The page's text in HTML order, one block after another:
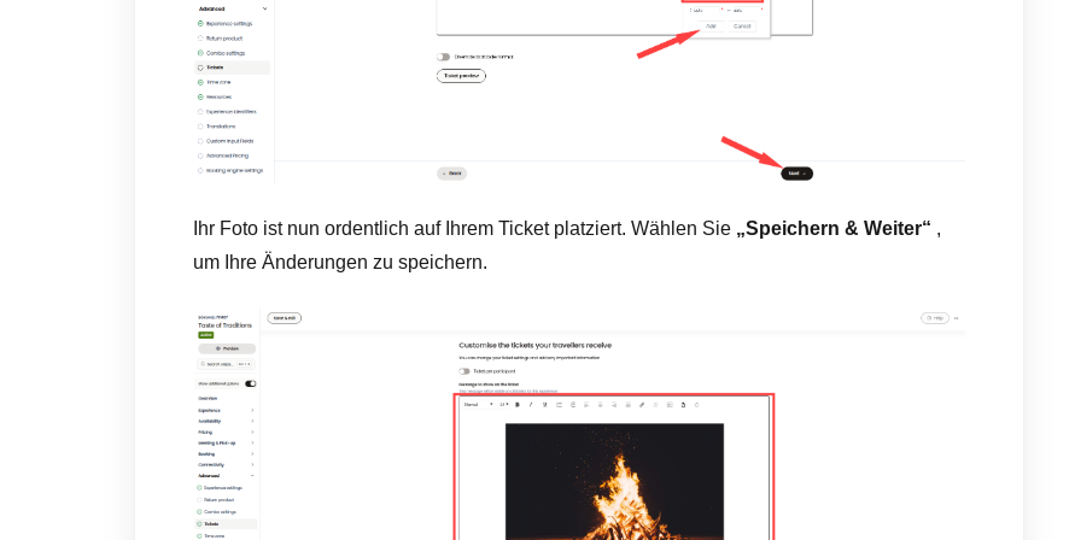
Ihr Foto ist nun ordentlich auf Ihrem Ticket platziert. Wählen Sie „Speichern & Weiter“ ,
um Ihre Änderungen zu speichern.